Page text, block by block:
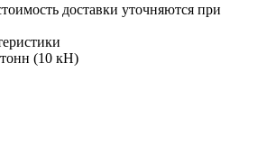
доставки уточняются при
(10 кН)